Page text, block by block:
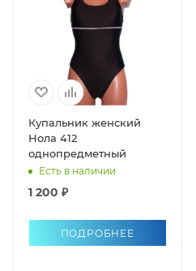
Купальник женский
Нола 412
однопредметный
Есть в наличии
1 200 ₽
ПОДРОБНЕЕ